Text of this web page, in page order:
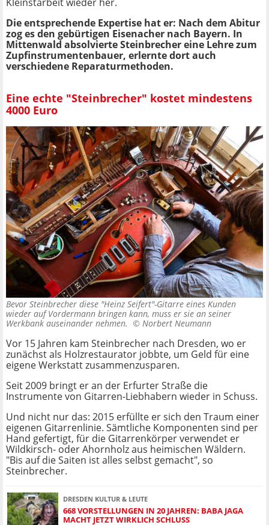
Die entsprechende Expertise hat er: Nach dem Abitur
zog es den gebürtigen Eisenacher nach Bayern. In
Mittenwald absolvierte Steinbrecher eine Lehre zum
Zupfinstrumentenbauer, erlernte dort auch
verschiedene Reparaturmethoden.
Eine echte "Steinbrecher" kostet mindestens
4000 Euro
Bevor Steinbrecher diese "Heinz Seifert"-Gitarre eines Kunden
wieder auf Vordermann bringen kann, muss er sie an seiner
Werkbank auseinander nehmen. © Norbert Neumann
Vor 15 Jahren kam Steinbrecher nach Dresden, wo er
zunächst als Holzrestaurator jobbte, um Geld für eine
eigene Werkstatt zusammenzusparen.
Seit 2009 bringt er an der Erfurter Straße die
Instrumente von Gitarren-Liebhabern wieder in Schuss.
Und nicht nur das: 2015 erfüllte er sich den Traum einer
eigenen Gitarrenlinie. Sämtliche Komponenten sind per
Hand gefertigt, für die Gitarrenkörper verwendet er
Wildkirsch- oder Ahornholz aus heimischen Wäldern.
"Bis auf die Saiten ist alles selbst gemacht", so
Steinbrecher.
DRESDEN KULTUR & LEUTE
668 VORSTELLUNGEN IN 20 JAHREN: BABA JAGA
MACHT JETZT WIRKLICH SCHLUSS